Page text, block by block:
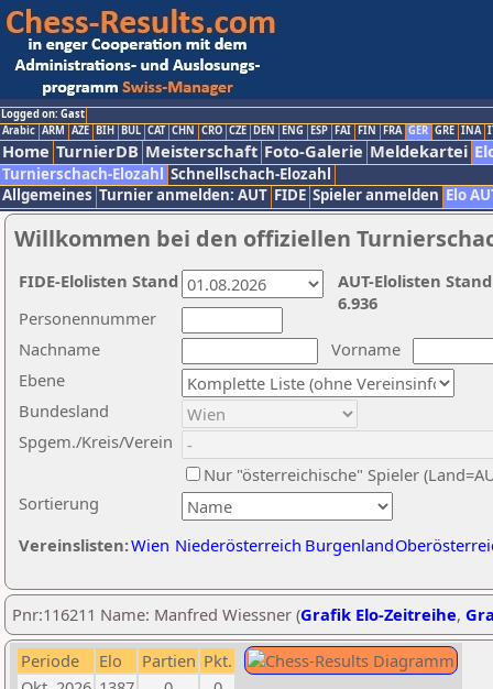
Logged on: Gast
Arabic ARM AZE BIH BUL CAT CHN CRO CZE DEN ENG ESP FAI FIN FRA GER GRE INA
Home TurnierDB Meisterschaft Foto-Galerie Meldekartei
Turnierschach-Elozahl Schnellschach-Elozahl
Allgemeines Turnier anmelden: AUT FIDE Spieler anmelden Elo
Willkommen bei den offiziellen
Nachname
Vorname
Ebene
Sortierung
Personennummer
Bundesland
Spgem./Kreis/Verein
Nur "österreichische" Spieler
Vereinslisten:Wien Niederösterreich Burgenland
AUT-Elolisten
6.936
FIDE-Elolisten Stand
Pnr:116211 Name: Manfred Wiessner (Grafik Elo-Zeitreihe,
Periode Elo Partien Pkt.